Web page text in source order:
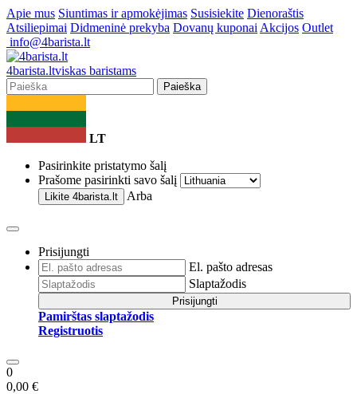
Apie mus Siuntimas ir apmokėjimas Susisiekite Dienoraštis
Atsiliepimai Didmeninė prekyba Dovanų kuponai Akcijos Outlet
info@4barista.lt
4barista.ltviskas baristams
Paieška
LT
Pasirinkite pristatymo šalį
Prašome pasirinkti savo šalį
Likite 4barista.lt Arba
Prisijungti
El. pašto adresas
Slaptažodis
Prisijungti
Pamirštas slaptažodis
Registruotis
0
0,00 €